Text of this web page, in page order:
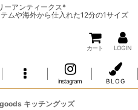
ーアンティークス*
ムや海外から仕入れた12分の1サイズ
カート LOG IN
instagram B L O G
キッチングッズ